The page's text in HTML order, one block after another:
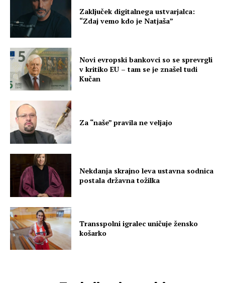
Zaključek digitalnega ustvarjalca:
“Zdaj vemo kdo je Natjaša”
Novi evropski bankovci so se sprevrgli
v kritiko EU – tam se je znašel tudi
Kučan
Za “naše” pravila ne veljajo
Nekdanja skrajno leva ustavna sodnica
postala državna tožilka
Transspolni igralec uničuje žensko
košarko